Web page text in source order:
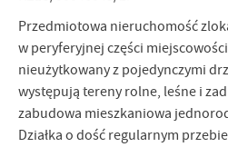
Przedmiotowa nieruchomość
w peryferyjnej części
nieużytkowany z pojedynczymi
występują tereny rolne, leśne i
zabudowa mieszkaniowa
Działka o dość regularnym
firm będących naszymi partnerami
Firmy te działają w charakterze
treści w postaci wiadomości, ofert,
społecznościowych.